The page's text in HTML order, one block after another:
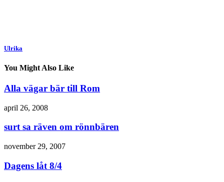
Ulrika
You Might Also Like
Alla vägar bär till Rom
april 26, 2008
surt sa räven om rönnbären
november 29, 2007
Dagens låt 8/4